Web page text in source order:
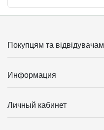
Покупцям та відвідувачам
Информация
Личный кабинет